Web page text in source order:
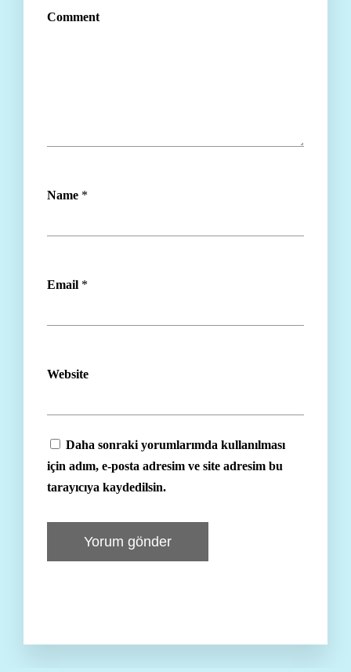
Comment
Name *
Email *
Website
Daha sonraki yorumlarımda kullanılması
için adım, e-posta adresim ve site adresim bu
tarayıcıya kaydedilsin.